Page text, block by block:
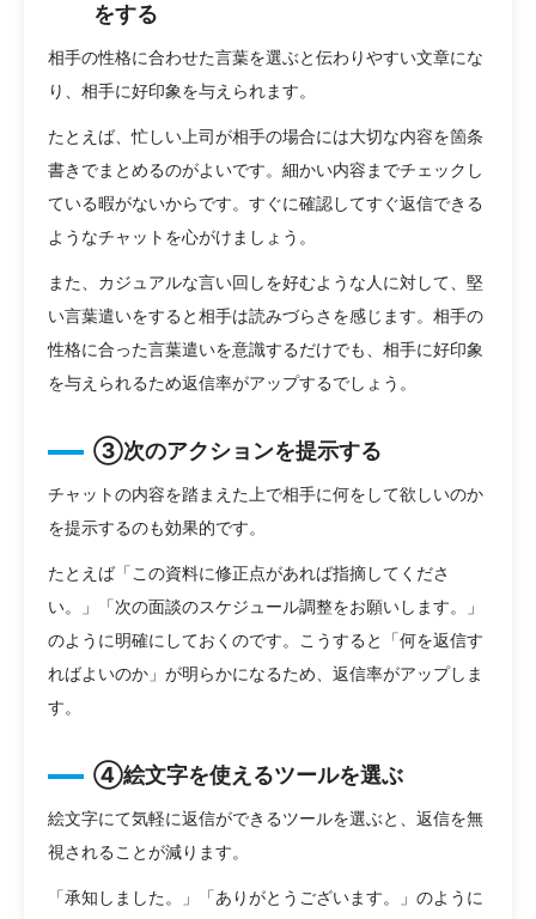
をする
相手の性格に合わせた言葉を選ぶと伝わりやすい文章にな
り、相手に好印象を与えられます。
たとえば、忙しい上司が相手の場合には大切な内容を箇条
書きでまとめるのがよいです。細かい内容までチェックし
ている暇がないからです。すぐに確認してすぐ返信できる
ようなチャットを心がけましょう。
また、カジュアルな言い回しを好むような人に対して、堅
い言葉遣いをすると相手は読みづらさを感じます。相手の
性格に合った言葉遣いを意識するだけでも、相手に好印象
を与えられるため返信率がアップするでしょう。
③次のアクションを提示する
チャットの内容を踏まえた上で相手に何をして欲しいのか
を提示するのも効果的です。
たとえば「この資料に修正点があれば指摘してくださ
い。」「次の面談のスケジュール調整をお願いします。」
のように明確にしておくのです。こうすると「何を返信す
ればよいのか」が明らかになるため、返信率がアップしま
す。
④絵文字を使えるツールを選ぶ
絵文字にて気軽に返信ができるツールを選ぶと、返信を無
視されることが減ります。
「承知しました。」「ありがとうございます。」のように